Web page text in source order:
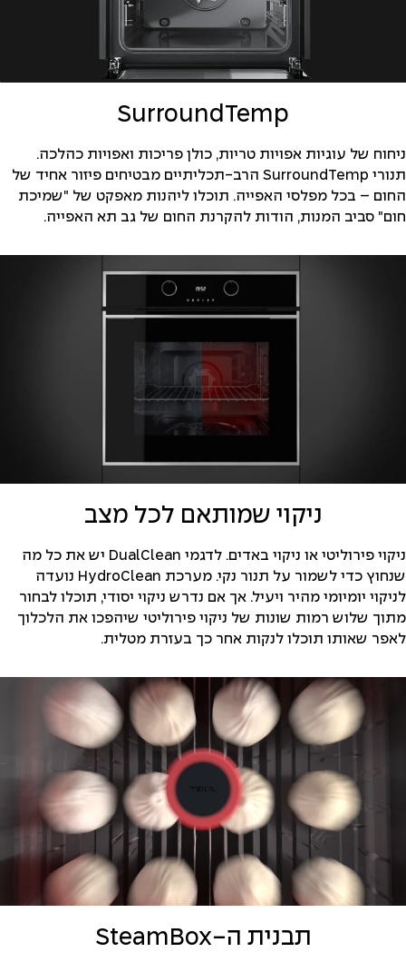
SurroundTemp
ניחוח של עוגיות אפויות טריות, כולן פריכות ואפויות כהלכה.
תנורי SurroundTemp הרב-תכליתיים מבטיחים פיזור אחיד של
החום – בכל מפלסי האפייה. תוכלו ליהנות מאפקט של "שמיכת
חום" סביב המנות, הודות להקרנת החום של גב תא האפייה.
ניקוי שמותאם לכל מצב
ניקוי פירוליטי או ניקוי באדים. לדגמי DualClean יש את כל מה
שנחוץ כדי לשמור על תנור נקי. מערכת HydroClean נועדה
לניקוי יומיומי מהיר ויעיל. אך אם נדרש ניקוי יסודי, תוכלו לבחור
מתוך שלוש רמות שונות של ניקוי פירוליטי שיהפכו את הלכלוך
לאפר שאותו תוכלו לנקות אחר כך בעזרת מטלית.
תבנית ה-SteamBox